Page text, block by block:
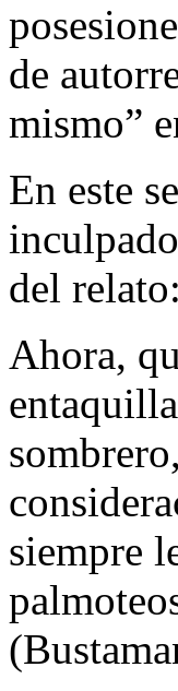
de
mismo”
En este
del relato:
Ahora,
siempre